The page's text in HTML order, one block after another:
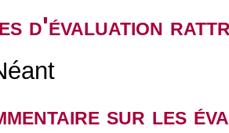
d'évaluation
sur les